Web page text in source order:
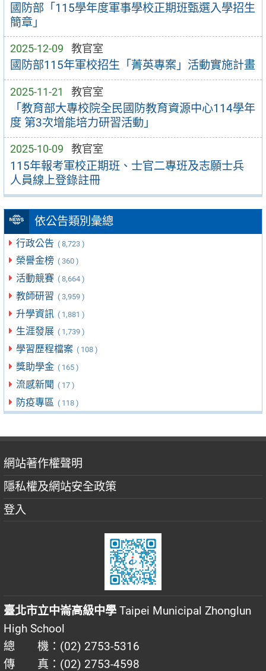
國防部「115學年度軍事學校正期班甄選入學招生
簡章」
2025-12-09 教官室
國防部115年軍校招生「菁英專案」活動實施計畫
2025-11-21 教官室
「教育部大專校院全民國防教育資源中心114學年
度 第3次增能培力研習活動」
2025-10-09 教官室
115年報考軍校正期班、士官二專班及志願士兵
人員線上登錄註冊
依公告類別彙總
行政公告 ( 8,723 )
榮譽金榜 ( 360 )
活動競賽 ( 8,664 )
教師研習 ( 3,959 )
升學資訊 ( 1,881 )
生涯發展 ( 1,739 )
學習歷程檔案 ( 108 )
獎助學金 ( 165 )
流感新聞 ( 17 )
防疫專區 ( 118 )
網站著作權聲明
隱私權及網站安全政策
登入
臺北市立中崙高級中學 Taipei Municipal Zhonglun
High School
總 機：(02) 2753-5316
傳 真：(02) 2753-4598